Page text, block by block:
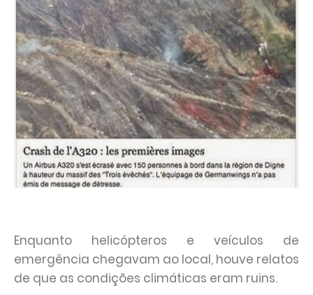
Enquanto helicópteros e veículos de
emergência chegavam ao local, houve relatos
de que as condições climáticas eram ruins.